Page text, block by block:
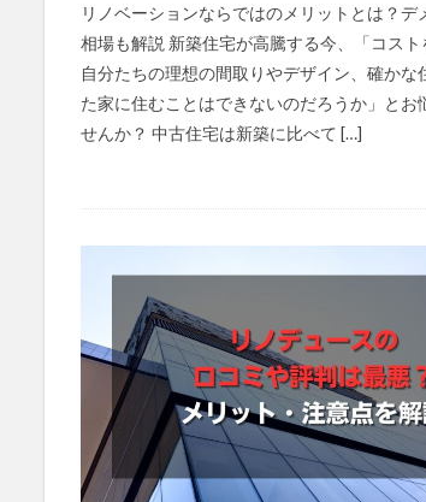
リノベーションならではのメリットとは？デ
相場も解説 新築住宅が高騰する今、「コスト
自分たちの理想の間取りやデザイン、確かな
た家に住むことはできないのだろうか」とお
せんか？ 中古住宅は新築に比べて […]